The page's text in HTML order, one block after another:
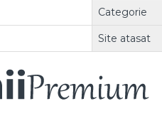
Categorie
Site atasat